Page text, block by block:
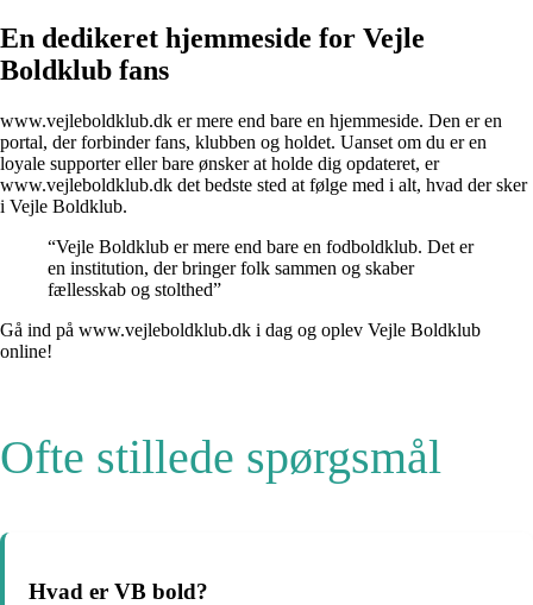
En dedikeret hjemmeside for Vejle
Boldklub fans
www.vejleboldklub.dk er mere end bare en hjemmeside. Den er en
portal, der forbinder fans, klubben og holdet. Uanset om du er en
loyale supporter eller bare ønsker at holde dig opdateret, er
www.vejleboldklub.dk det bedste sted at følge med i alt, hvad der sker
i Vejle Boldklub.
“Vejle Boldklub er mere end bare en fodboldklub. Det er
en institution, der bringer folk sammen og skaber
fællesskab og stolthed”
Gå ind på www.vejleboldklub.dk i dag og oplev Vejle Boldklub
online!
Ofte stillede spørgsmål
Hvad er VB bold?